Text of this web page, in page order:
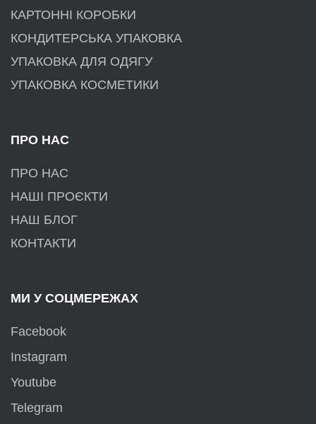
КАРТОННІ КОРОБКИ
КОНДИТЕРСЬКА УПАКОВКА
УПАКОВКА ДЛЯ ОДЯГУ
УПАКОВКА КОСМЕТИКИ
ПРО НАС
ПРО НАС
НАШІ ПРОЄКТИ
НАШ БЛОГ
КОНТАКТИ
МИ У СОЦМЕРЕЖАХ
Facebook
Instagram
Youtube
Telegram